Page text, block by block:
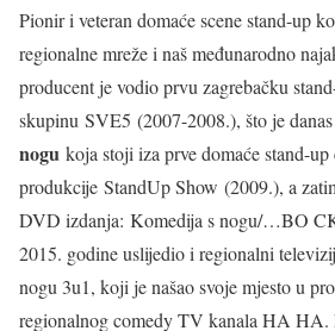
Pionir i veteran domaće scene stand-up
regionalne mreže i naš međunarodno
producent je vodio prvu zagrebačku
skupinu SVE5 (2007-2008.), što je
nogu koja stoji iza prve domaće stand-
produkcije StandUp Show (2009.), a
DVD izdanja: Komedija s nogu/…BO
2015. godine uslijedio i regionalni
nogu 3u1, koji je našao svoje mjesto u
regionalnog comedy TV kanala HA HA.